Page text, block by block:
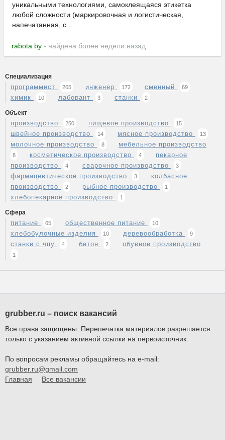
уникальными технологиями, самоклеящаяся этикетка
любой сложности (маркировочная и логистическая,
напечатанная, с...
rabota.by - найдена более недели назад
Специализация
программист 265 инженер 172 сменный 69
химик 10 лаборант 3 станки 2
Объект
производство 250 пищевое производство 15
швейное производство 14 мясное производство 13
молочное производство 8 мебельное производство
8 косметическое производство 4
пекарное
производство
4 сварочное производство 3
фармацевтическое производство 3
колбасное
производство
2 рыбное производство 1
хлебопекарное производство 1
Сфера
питание 65 общественное питание 10
хлебобулочные изделия 10 деревообработка 9
станки с чпу 4 бетон 2 обувное производство
1
grubber.ru – поиск вакансий
Все права защищены. Перепечатка материалов разрешается
только с указанием активной ссылки на первоисточник.
По вопросам рекламы обращайтесь на e-mail:
grubber.ru@gmail.com
Главная
Все вакансии